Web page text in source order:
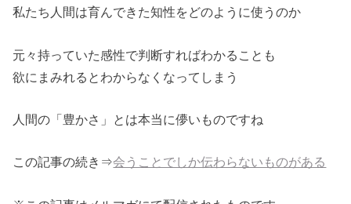
私たち人間は育んできた知性をどのように使うのか
元々持っていた感性で判断すればわかることも
欲にまみれるとわからなくなってしまう
人間の「豊かさ」とは本当に儚いものですね
この記事の続き⇒会うことでしか伝わらないものがある